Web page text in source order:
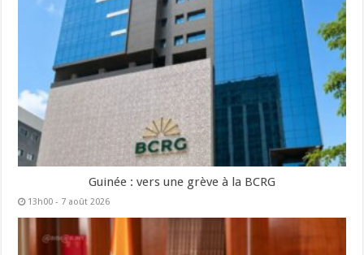
Guinée : vers une grève à la BCRG
13h00 - 7 août 2026